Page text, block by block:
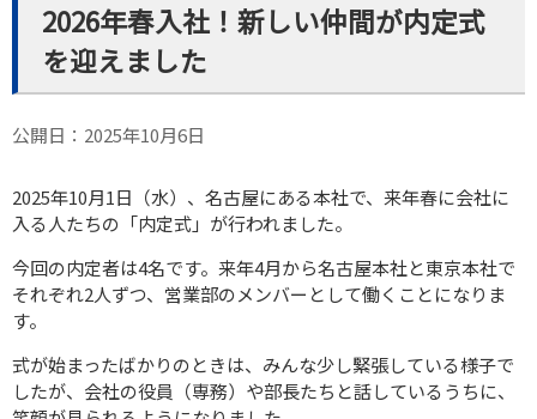
2026年春入社！新しい仲間が内定式
を迎えました
公開日：2025年10月6日
2025年10月1日（水）、名古屋にある本社で、来年春に会社に
入る人たちの「内定式」が行われました。
今回の内定者は4名です。来年4月から名古屋本社と東京本社で
それぞれ2人ずつ、営業部のメンバーとして働くことになりま
す。
式が始まったばかりのときは、みんな少し緊張している様子で
したが、会社の役員（専務）や部長たちと話しているうちに、